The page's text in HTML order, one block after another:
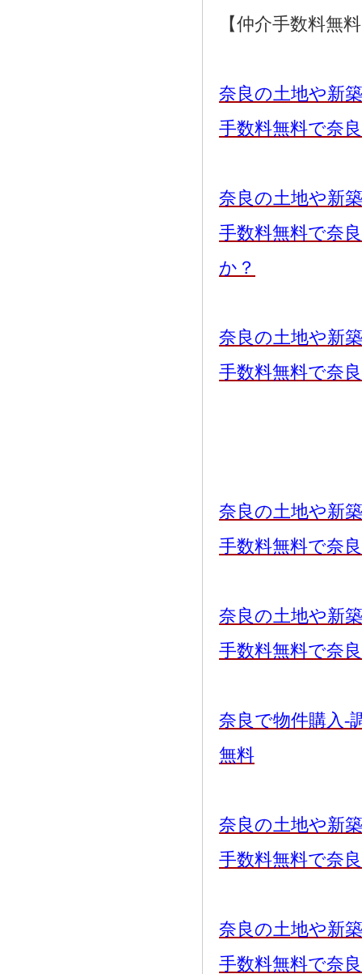
【仲介手数料無
奈良の土地や新
手数料無料で奈
奈良の土地や新
手数料無料で奈
か？
奈良の土地や新
手数料無料で奈
奈良の土地や新
手数料無料で奈
奈良の土地や新
手数料無料で奈
奈良で物件購入-
無料
奈良の土地や新
手数料無料で奈
奈良の土地や新
手数料無料で奈